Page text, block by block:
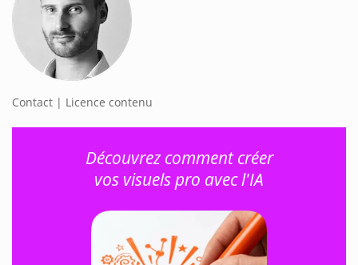
Contact | Licence contenu
Découvrez comment créer
vos visuels pro avec l'IA